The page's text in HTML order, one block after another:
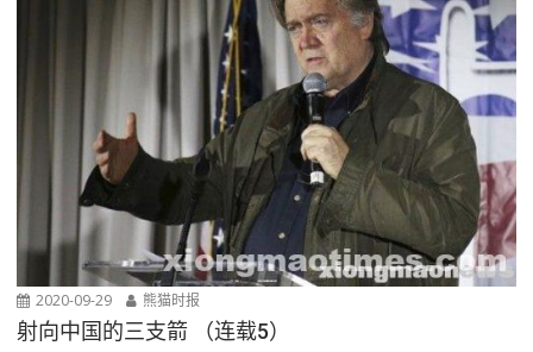
2020-09-29 熊猫时报
射向中国的三支箭 （连载5）